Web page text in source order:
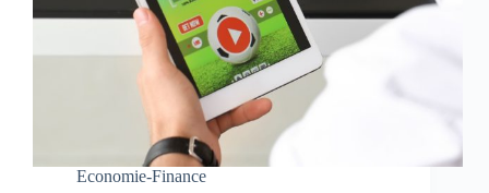
Economie-Finance